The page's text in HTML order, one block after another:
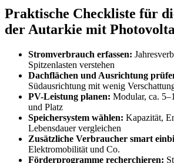
Praktische Checkliste für
der Autarkie mit
Stromverbrauch erfassen:
Spitzenlasten verstehen
Dachflächen und Ausrichtung
Südausrichtung mit wenig
PV-Leistung planen: Modular, ca.
und Platz
Speichersystem wählen: Kapazität,
Lebensdauer vergleichen
Zusätzliche Verbraucher smart
Elektromobilität und Co.
Förderprogramme recherchieren: